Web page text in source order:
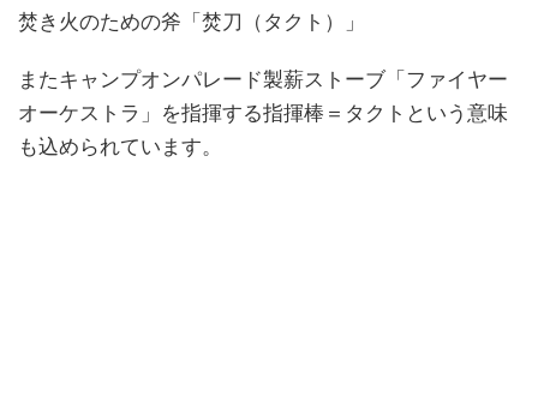
焚き火のための斧「焚刀（タクト）」
またキャンプオンパレード製薪ストーブ「ファイヤー
オーケストラ」を指揮する指揮棒＝タクトという意味
も込められています。